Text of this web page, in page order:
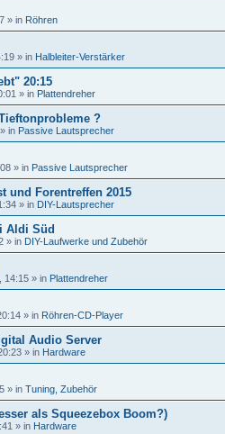
» in Röhren
» in Halbleiter-Verstärker
20:15
» in Plattendreher
?
» in Passive Lautsprecher
» in Passive Lautsprecher
und Forentreffen 2015
» in DIY-Lautsprecher
Aldi Süd
» in DIY-Laufwerke und Zubehör
14:15 » in Plattendreher
» in Röhren-CD-Player
Audio Server
» in Hardware
» in Tuning, Zubehör
als Squeezebox Boom?)
» in Hardware